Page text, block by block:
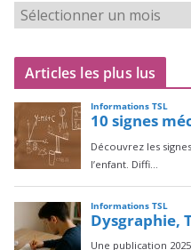
Articles les plus lus